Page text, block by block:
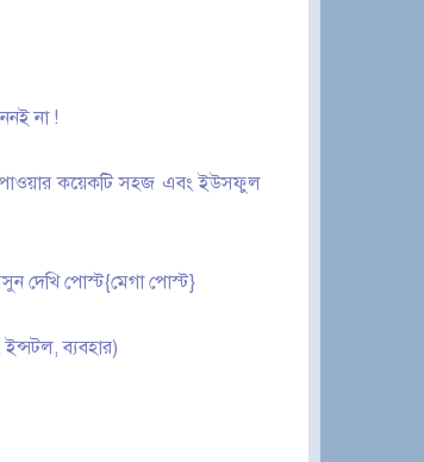
না !
পাওয়ার কয়েকটি সহজ এবং ইউসফুল
দেখি পোস্ট{মেগা পোস্ট}
ইন্সটল, ব্যবহার)